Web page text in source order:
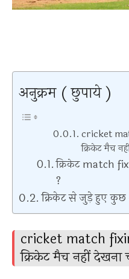
अनुक्रम ( छुपाये )
cricket
क्रिकेट मैच
क्रिकेट match
?
क्रिकेट से जुड़े हुए कुछ
cricket match
क्रिकेट मैच नहीं देखना